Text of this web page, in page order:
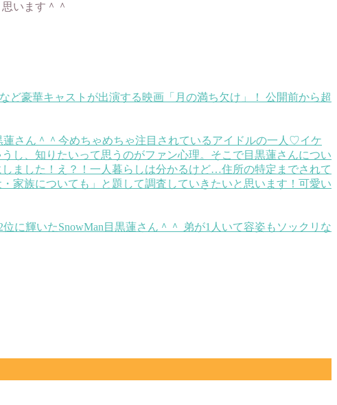
います＾＾
ど豪華キャストが出演する映画「月の満ち欠け」！ 公開前から超
蓮さん＾＾今めちゃめちゃ注目されているアイドルの一人♡イケ
し、知りたいって思うのがファン心理。そこで目黒蓮さんについ
ました！え？！一人暮らしは分かるけど…住所の特定までされて
家族についても」と題して調査していきたいと思います！可愛い
に輝いたSnowMan目黒蓮さん＾＾ 弟が1人いて容姿もソックリな